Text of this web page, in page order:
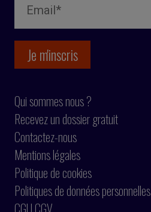
Qui sommes nous ?
Recevez un dossier gratuit
Contactez-nous
Mentions légales
Politique de cookies
Politiques de données personnelles